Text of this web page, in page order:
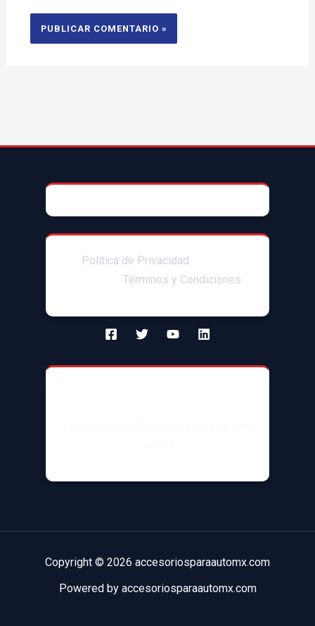
© 2025 AccesoriosParaAutoMX
Política de Privacidad
Términos y Condiciones
Copyright © 2026 accesoriosparaautomx.com
Powered by accesoriosparaautomx.com